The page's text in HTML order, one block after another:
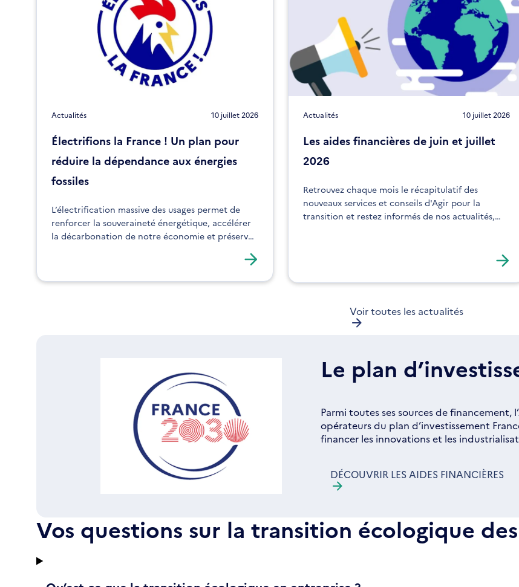
Actualités 10 juillet 2026
Électrifions la France ! Un plan pour
réduire la dépendance aux énergies
fossiles
L’électrification massive des usages permet de
renforcer la souveraineté énergétique, accélérer
la décarbonation de notre économie et préserver
Actualités 10 juillet 2026
Les aides financières de juin et juillet
2026
Retrouvez chaque mois le récapitulatif des
nouveaux services et conseils d'Agir pour la
transition et restez informés de nos actualités,
Voir toutes les actualités
Le plan
Parmi toutes ses sources de financement,
opérateurs du plan d’investissement
financer les innovations et les
DÉCOUVRIR LES AIDES FINANCIÈRES
Vos questions sur la transition écologique